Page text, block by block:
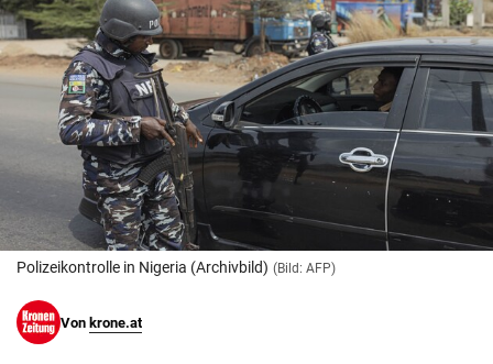
search
Suchbegriff
eingeben
© Krone Multimedia GmbH & Co KG 2026
Muthgasse 2, 1190 Wien
Polizeikontrolle in Nigeria (Archivbild) (Bild: AFP)
Von krone.at